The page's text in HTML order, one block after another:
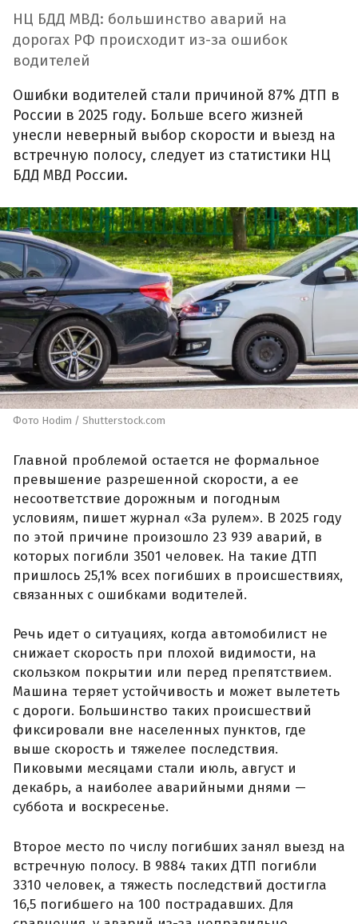
НЦ БДД МВД: большинство аварий на
дорогах РФ происходит из-за ошибок
водителей
Ошибки водителей стали причиной 87% ДТП в
России в 2025 году. Больше всего жизней
унесли неверный выбор скорости и выезд на
встречную полосу, следует из статистики НЦ
БДД МВД России.
Фото Hodim / Shutterstock.com
Главной проблемой остается не формальное
превышение разрешенной скорости, а ее
несоответствие дорожным и погодным
условиям, пишет журнал «За рулем». В 2025 году
по этой причине произошло 23 939 аварий, в
которых погибли 3501 человек. На такие ДТП
пришлось 25,1% всех погибших в происшествиях,
связанных с ошибками водителей.
Речь идет о ситуациях, когда автомобилист не
снижает скорость при плохой видимости, на
скользком покрытии или перед препятствием.
Машина теряет устойчивость и может вылететь
с дороги. Большинство таких происшествий
фиксировали вне населенных пунктов, где
выше скорость и тяжелее последствия.
Пиковыми месяцами стали июль, август и
декабрь, а наиболее аварийными днями —
суббота и воскресенье.
Второе место по числу погибших занял выезд на
встречную полосу. В 9884 таких ДТП погибли
3310 человек, а тяжесть последствий достигла
16,5 погибшего на 100 пострадавших. Для